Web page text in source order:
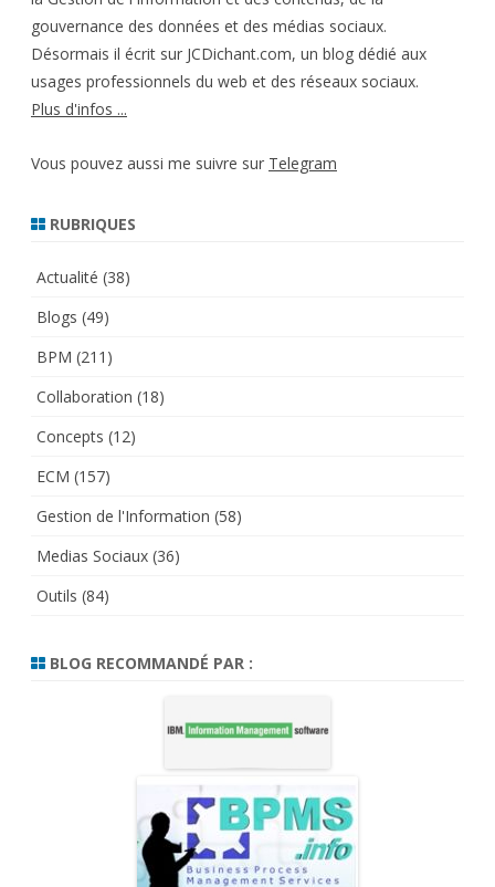
gouvernance des données et des médias sociaux.
Désormais il écrit sur JCDichant.com, un blog dédié aux
usages professionnels du web et des réseaux sociaux.
Plus d'infos ...
Vous pouvez aussi me suivre sur Telegram
RUBRIQUES
Actualité (38)
Blogs (49)
BPM (211)
Collaboration (18)
Concepts (12)
ECM (157)
Gestion de l'Information (58)
Medias Sociaux (36)
Outils (84)
BLOG RECOMMANDÉ PAR :